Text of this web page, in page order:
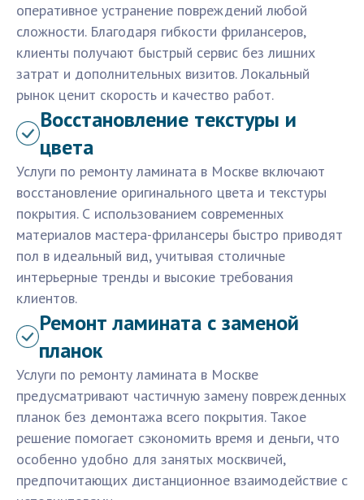
оперативное устранение повреждений любой
сложности. Благодаря гибкости фрилансеров,
клиенты получают быстрый сервис без лишних
затрат и дополнительных визитов. Локальный
рынок ценит скорость и качество работ.
Восстановление текстуры и
цвета
Услуги по ремонту ламината в Москве включают
восстановление оригинального цвета и текстуры
покрытия. С использованием современных
материалов мастера-фрилансеры быстро приводят
пол в идеальный вид, учитывая столичные
интерьерные тренды и высокие требования
клиентов.
Ремонт ламината с заменой
планок
Услуги по ремонту ламината в Москве
предусматривают частичную замену поврежденных
планок без демонтажа всего покрытия. Такое
решение помогает сэкономить время и деньги, что
особенно удобно для занятых москвичей,
предпочитающих дистанционное взаимодействие с